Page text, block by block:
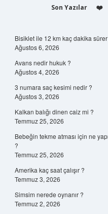
Son Yazılar
Bisiklet ile 12 km kaç dakika
Ağustos 6, 2026
Avans nedir hukuk ?
Ağustos 4, 2026
3 numara saç kesimi nedir ?
Ağustos 3, 2026
Kalkan balığı dinen caiz mi ?
Temmuz 25, 2026
Bebeğin tekme atması için ne
?
Temmuz 25, 2026
Amerika kaç saat çalışır ?
Temmuz 3, 2026
Simsim nerede oynanır ?
Temmuz 2, 2026